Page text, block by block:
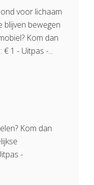
voor lichaam
blijven bewegen
Kom dan
1 - Uitpas -...
Kom dan
-